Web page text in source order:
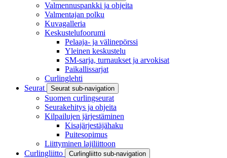
Valmennuspankki ja ohjeita
Valmentajan polku
Kuvagalleria
Keskustelufoorumi
Pelaaja- ja välinepörssi
Yleinen keskustelu
SM-sarja, turnaukset ja arvokisat
Paikallissarjat
Curlinglehti
Seurat
Seurat sub-navigation
Suomen curlingseurat
Seurakehitys ja ohjeita
Kilpailujen järjestäminen
Kisajärjestäjähaku
Puitesopimus
Liittyminen lajiliittoon
Curlingliitto
Curlingliitto sub-navigation